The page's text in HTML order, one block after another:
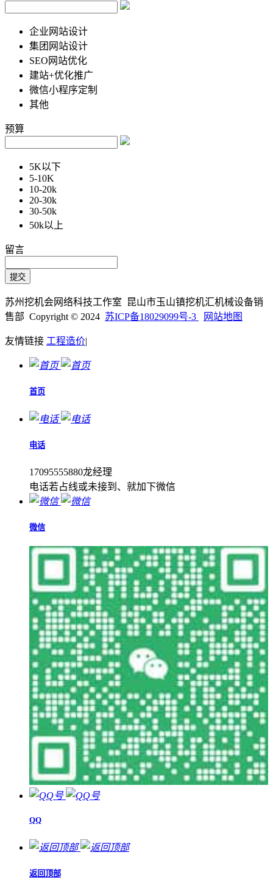
企业网站设计
集团网站设计
SEO网站优化
建站+优化推广
微信小程序定制
其他
预算
5K以下
5-10K
10-20k
20-30k
30-50k
50k以上
留言
苏州挖机会网络科技工作室 昆山市玉山镇挖机汇机械设备销
售部 Copyright © 2024 苏ICP备18029099号-3 网站地图
友情链接 工程造价|
首页
电话
17095555880龙经理
电话若占线或未接到、就加下微信
微信
QQ
返回顶部